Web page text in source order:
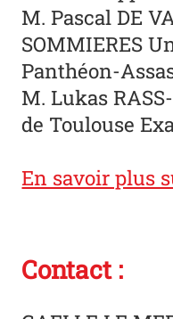
M. Pascal DE
SOMMIERES
Panthéon-
M. Lukas
de Toulouse
En savoir plus
Contact :